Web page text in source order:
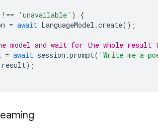
!== 'unavailable' )
{
= await LanguageModel .create();
model and wait for the whole result
= await session .prompt( 'Write me a
result);